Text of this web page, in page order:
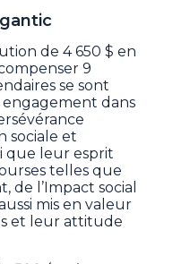
de 4 650 $ en
9
se sont
dans
sociale et
que leur esprit
telles que
de l’Impact social
mis en valeur
et leur attitude